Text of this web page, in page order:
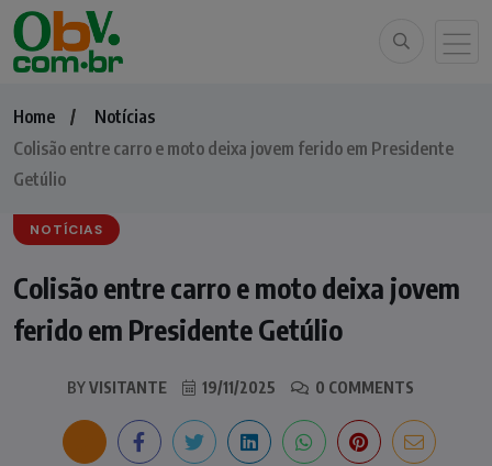
Home
Notícias
Colisão entre carro e moto deixa jovem ferido em Presidente
Getúlio
NOTÍCIAS
Colisão entre carro e moto deixa jovem
ferido em Presidente Getúlio
BYVISITANTE 19/11/2025 0 COMMENTS